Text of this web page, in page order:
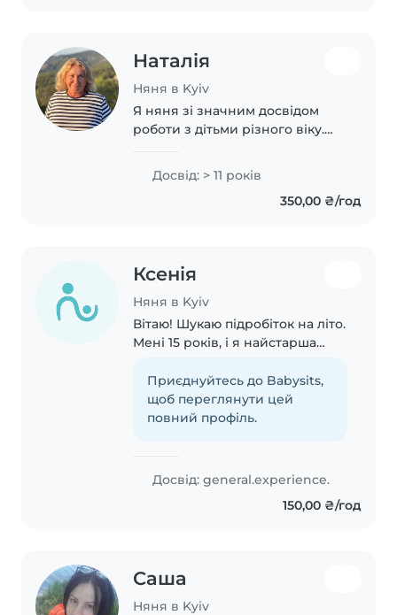
Наталія
Няня в Kyiv
Я няня зі значним досвідом
роботи з дітьми різного віку.
розумію потреби малюків і
підлітків. Відповідальна,
пунктуальна та уважна до
Досвід: > 11 років
350,00 ₴/год
Ксенія
Няня в Kyiv
Вітаю! Шукаю підробіток на літо.
Мені 15 років, і я найстарша
постійний практичний досвід
догляду за дітьми: моєму брату
зараз 12 років, а сестрі 4 роки...
Приєднуйтесь до Babysits,
щоб переглянути цей
повний профіль.
Досвід: general.experience.
150,00 ₴/год
Саша
Няня в Kyiv